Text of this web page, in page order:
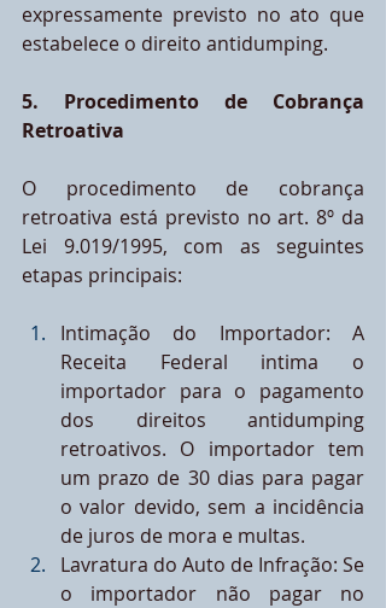
expressamente previsto no ato que
estabelece o direito antidumping.
5. Procedimento de Cobrança
Retroativa
O procedimento de cobrança
retroativa está previsto no art. 8º da
Lei 9.019/1995, com as seguintes
etapas principais:
Intimação do Importador: A
Receita Federal intima o
importador para o pagamento
dos direitos antidumping
retroativos. O importador tem
um prazo de 30 dias para pagar
o valor devido, sem a incidência
de juros de mora e multas.
Lavratura do Auto de Infração: Se
o importador não pagar no